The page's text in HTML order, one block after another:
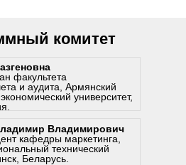
комитет
факультета
и аудита, Армянский
университет,
Владимирович
кафедры маркетинга,
технический
Беларусь.